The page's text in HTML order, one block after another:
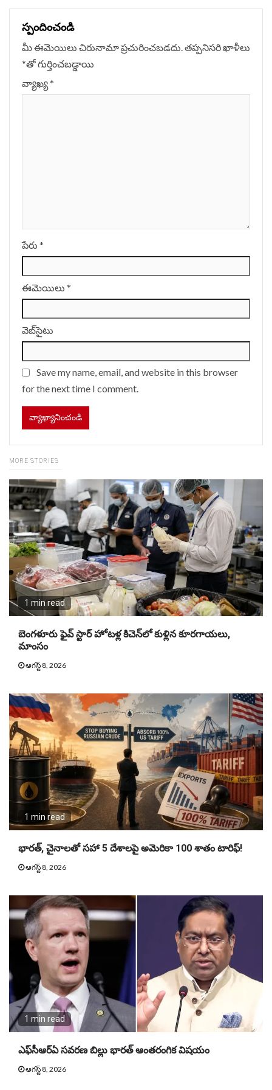
స్పందించండి
మీ ఈమెయిలు చిరునామా ప్రచురించబడదు.తప్పనిసరి ఖాళీలు
*‌తో గుర్తించబడ్డాయి
వ్యాఖ్య*
పేరు *
ఈమెయిలు *
వెబ్‌సైటు
Save my name, email, and website in this browser
for the next time I comment.
MORE STORIES
1 min read
బెంగళూరు ఫైవ్ స్టార్ హోటళ్ల కిచెన్‌లో కుళ్లిన కూరగాయలు,
మాంసం
ఆగస్ట్ 8, 2026
1 min read
భారత్, చైనాలతో సహా 5 దేశాలపై అమెరికా 100 శాతం టారిఫ్‌!
ఆగస్ట్ 8, 2026
1 min read
ఎఫ్‌సీఆర్ఏ సవరణ బిల్లు భారత్ ఆంతరంగిక విషయం
ఆగస్ట్ 8, 2026